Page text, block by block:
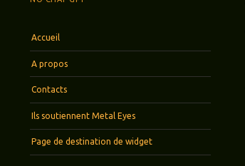
Aller au contenu principal
Accueil
A propos
Contacts
Ils soutiennent Metal Eyes
Page de destination de widget